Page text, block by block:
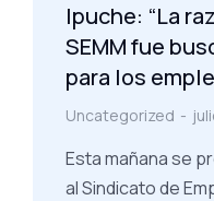
Ipuche: “La
SEMM fue
para los
Uncategorized
Esta mañana se
al Sindicato de